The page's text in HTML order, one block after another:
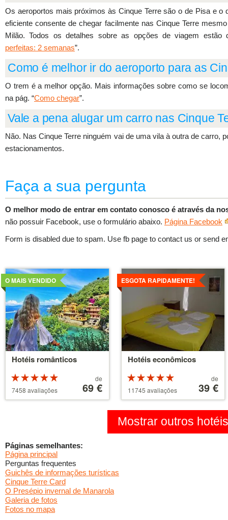
Os aeroportos mais próximos às Cinque Terre são o de Pisa e o
eficiente consente de chegar facilmente nas Cinque Terre
Milão. Todos os detalhes sobre as opções de viagem estão
perfeitas: 2 semanas”.
Como é melhor ir do aeroporto para as
O trem é a melhor opção. Mais informações sobre como se
na pág. “Como chegar”.
Vale a pena alugar um carro nas Cinque
Não. Nas Cinque Terre ninguém vai de uma vila à outra de carro,
estacionamentos.
Faça a sua pergunta
O melhor modo de entrar em contato conosco é através da
não possuir Facebook, use o formulário abaixo. Página Facebook
Form is disabled due to spam. Use fb page to contact us or send
Hotéis românticos
O MAIS VENDIDO
Classificação:
estrelas
7458 avaliações partir
de
de
69 €
Detalhes
Hotéis econômicos
ESGOTA RAPIDAMENTE!
Classificação:
estrelas
11745 avaliações partir
de
110 €
de
39 €
Detalhes
Mostrar outros hotéis
Páginas semelhantes:
Página principal
Perguntas frequentes
Guichês de informações turísticas
Cinque Terre Card
O Presépio invernal de Manarola
Galeria de fotos
Fotos no mapa